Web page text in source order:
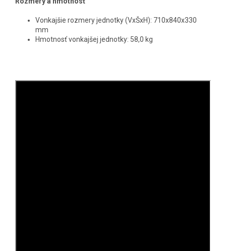
Vonkajšie rozmery jednotky (VxŠxH): 710x840x330
mm
Hmotnosť vonkajšej jednotky: 58,0 kg